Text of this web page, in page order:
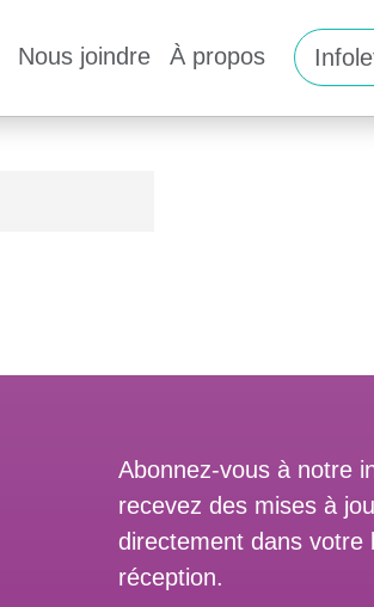
Nous joindre À propos
Abonnez-vous à notre
recevez des mises à
directement dans votre
réception.